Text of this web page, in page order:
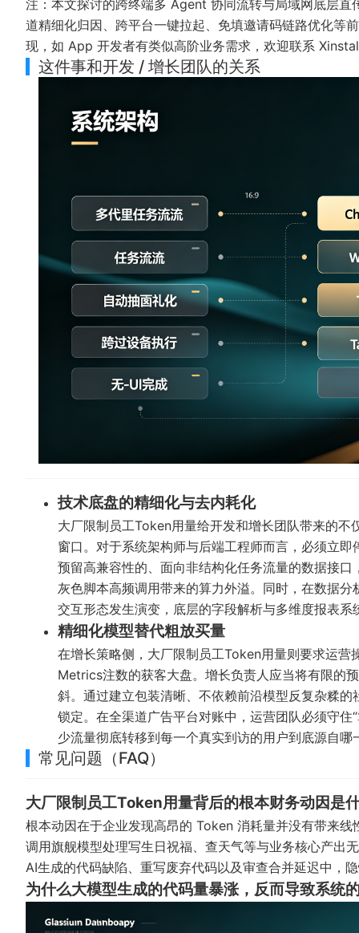
注：本文探讨的跨终端多 Agent 协同流转与局域网底层
道精细化归因、跨平台一键拉起、 免填邀请码链路优化等
现，如 App 开发者有类似高阶业务需求，欢迎联系
这件事和开发 / 增长团队的关系
技术底盘的精细化与去内耗化
大厂限制员工Token用量给开发和增长团队带来的
窗口。对于系统架构师与后端工程师而言，必须立
预留高兼容性的、面向非结构化任务流量的数据接
灰色脚本高频调用带来的算力外溢。同时，在数据分
交互形态发生演变，底层的字段解析与多维度报表
精细化模型替代粗放买量
在增长策略侧，大厂限制员工Token用量则要求运
Metrics注数的获客大盘。增长负责人应当将有限的
斜。通过建立包装清晰、不依赖前沿模型反复杂糅
锁定。在全渠道广告平台对账中，运营团队必须守
少流量彻底转移到每一个真实到访的用户到底源自哪
常见问题（FAQ）
大厂限制员工Token用量背后的根本财务动因是
根本动因在于企业发现高昂的 Token 消耗量并没有带来
调用旗舰模型处理写生日祝福、查天气等与业务核心产出
AI生成的代码缺陷、重写废弃代码以及审查合并延迟中，
为什么大模型生成的代码量暴涨，反而导致系统